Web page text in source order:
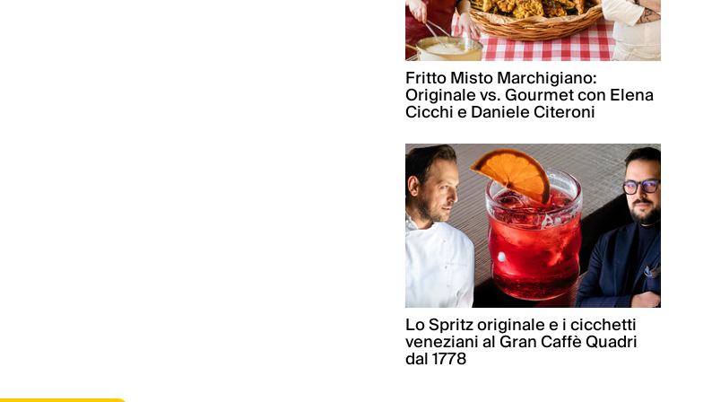
Fritto Misto Marchigiano:
Originale vs. Gourmet con Elena
Cicchi e Daniele Citeroni
Lo Spritz originale e i cicchetti
veneziani al Gran Caffè Quadri
dal 1778